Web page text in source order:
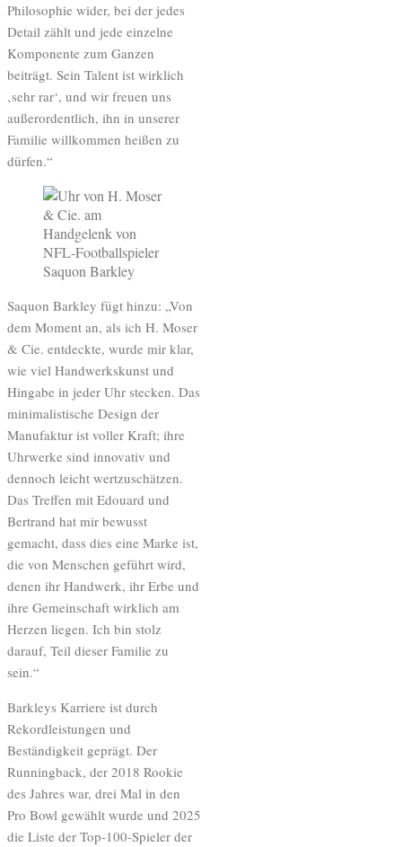
Philosophie wider, bei der jedes
Detail zählt und jede einzelne
Komponente zum Ganzen
beiträgt. Sein Talent ist wirklich
‚sehr rar‘, und wir freuen uns
außerordentlich, ihn in unserer
Familie willkommen heißen zu
dürfen.“
Saquon Barkley fügt hinzu: „Von
dem Moment an, als ich H. Moser
& Cie. entdeckte, wurde mir klar,
wie viel Handwerkskunst und
Hingabe in jeder Uhr stecken. Das
minimalistische Design der
Manufaktur ist voller Kraft; ihre
Uhrwerke sind innovativ und
dennoch leicht wertzuschätzen.
Das Treffen mit Edouard und
Bertrand hat mir bewusst
gemacht, dass dies eine Marke ist,
die von Menschen geführt wird,
denen ihr Handwerk, ihr Erbe und
ihre Gemeinschaft wirklich am
Herzen liegen. Ich bin stolz
darauf, Teil dieser Familie zu
sein.“
Barkleys Karriere ist durch
Rekordleistungen und
Beständigkeit geprägt. Der
Runningback, der 2018 Rookie
des Jahres war, drei Mal in den
Pro Bowl gewählt wurde und 2025
die Liste der Top-100-Spieler der